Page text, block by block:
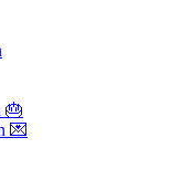
🎂
💌